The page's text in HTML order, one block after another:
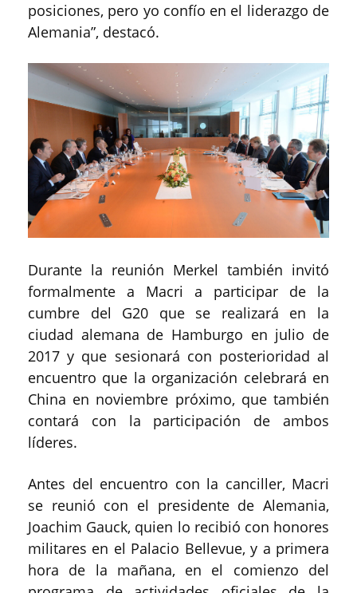
posiciones, pero yo confío en el liderazgo de
Alemania”, destacó.
Durante la reunión Merkel también invitó
formalmente a Macri a participar de la
cumbre del G20 que se realizará en la
ciudad alemana de Hamburgo en julio de
2017 y que sesionará con posterioridad al
encuentro que la organización celebrará en
China en noviembre próximo, que también
contará con la participación de ambos
líderes.
Antes del encuentro con la canciller, Macri
se reunió con el presidente de Alemania,
Joachim Gauck, quien lo recibió con honores
militares en el Palacio Bellevue, y a primera
hora de la mañana, en el comienzo del